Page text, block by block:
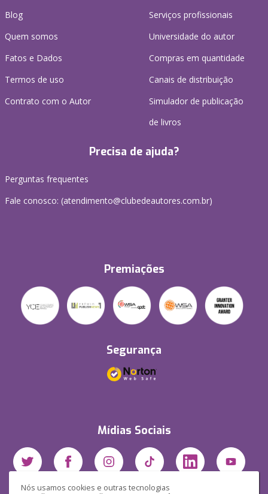
Nós usamos cookies e outras tecnologias
Blog
Quem somos
Fatos e Dados
Termos de uso
Contrato com o Autor
Serviços profissionais
Universidade do autor
Compras em quantidade
Canais de distribuição
Simulador de publicação
de livros
Precisa de ajuda?
Perguntas frequentes
Fale conosco: (atendimento@clubedeautores.com.br)
Premiações
Segurança
Mídias Sociais